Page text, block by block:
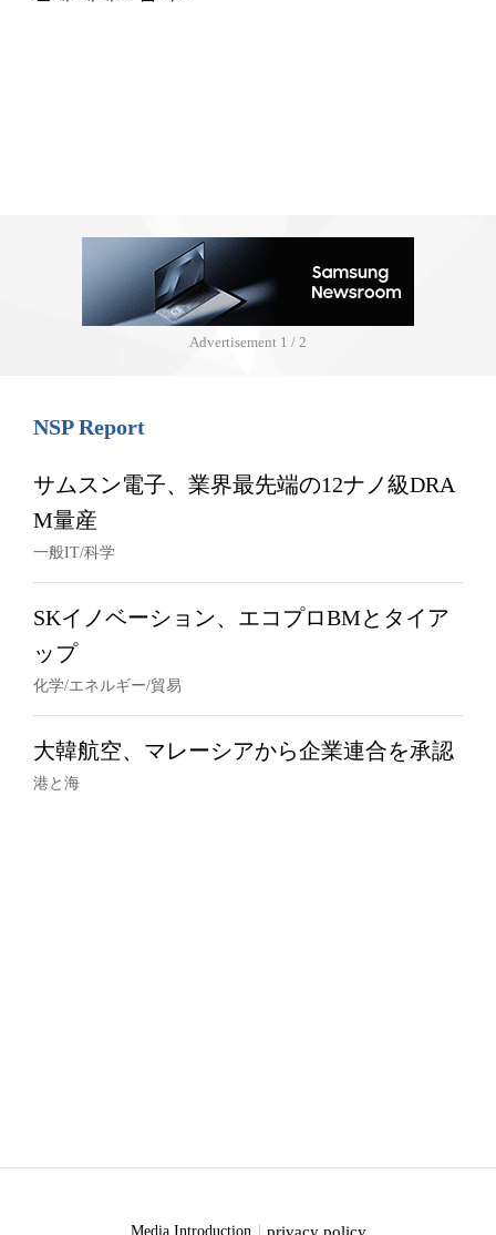
Advertisement 1 / 2
NSP Report
サムスン電子、業界最先端の12ナノ級DRA
M量産
一般IT/科学
SKイノベーション、エコプロBMとタイア
ップ
化学/エネルギー/貿易
大韓航空、マレーシアから企業連合を承認
港と海
Media Introduction privacy policy